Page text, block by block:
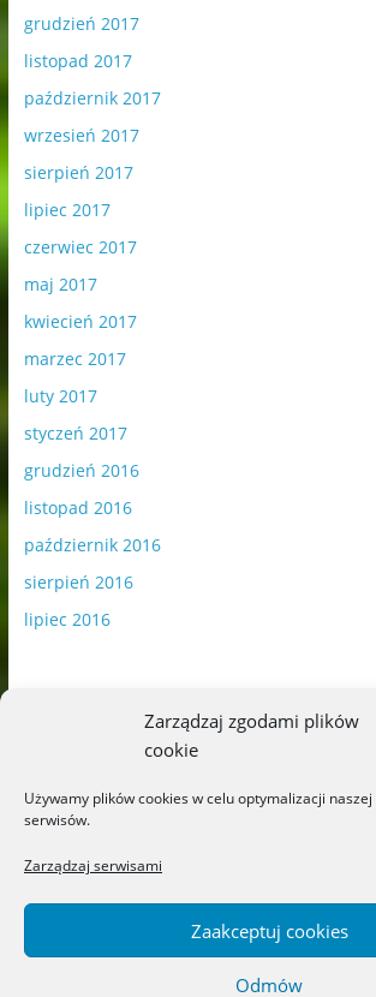
Zarządzaj zgodami plików
cookie
Używamy plików cookies w celu optymalizacji
serwisów.
Zarządzaj serwisami
Zaakceptuj cookies
Odmów
grudzień 2017
listopad 2017
październik 2017
wrzesień 2017
sierpień 2017
lipiec 2017
czerwiec 2017
maj 2017
kwiecień 2017
marzec 2017
luty 2017
styczeń 2017
grudzień 2016
listopad 2016
październik 2016
sierpień 2016
lipiec 2016